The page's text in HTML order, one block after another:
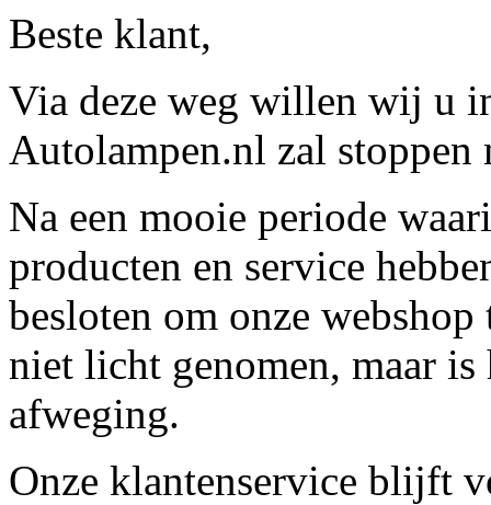
Beste klant,
Via deze weg willen wij u
Autolampen.nl zal stoppen
Na een mooie periode
producten en service
besloten om onze
niet licht genomen, maar
afweging.
Onze klantenservice blijft